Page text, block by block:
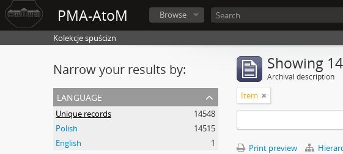
PMA-AtoM Browse
Kolekcje spuścizn
Narrow your results by:
language
Unique records
14548
Polish
14515
English
1
Showing
Archival description
Item
Print preview